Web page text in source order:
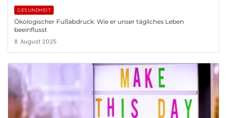
GESUNDHEIT
Ökologischer Fußabdruck: Wie er unser tägliches Leben
beeinflusst
8. August 2025